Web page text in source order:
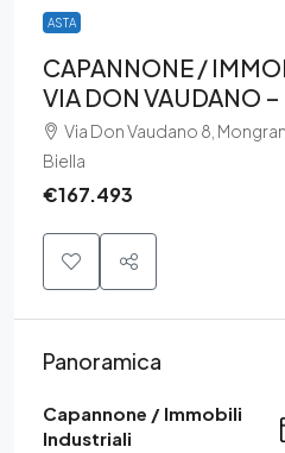
ASTA
CAPANNONE /
VIA DON VAUDANO
Via Don Vaudano 8,
Biella
€167.493
Panoramica
Capannone / Immobili
Industriali